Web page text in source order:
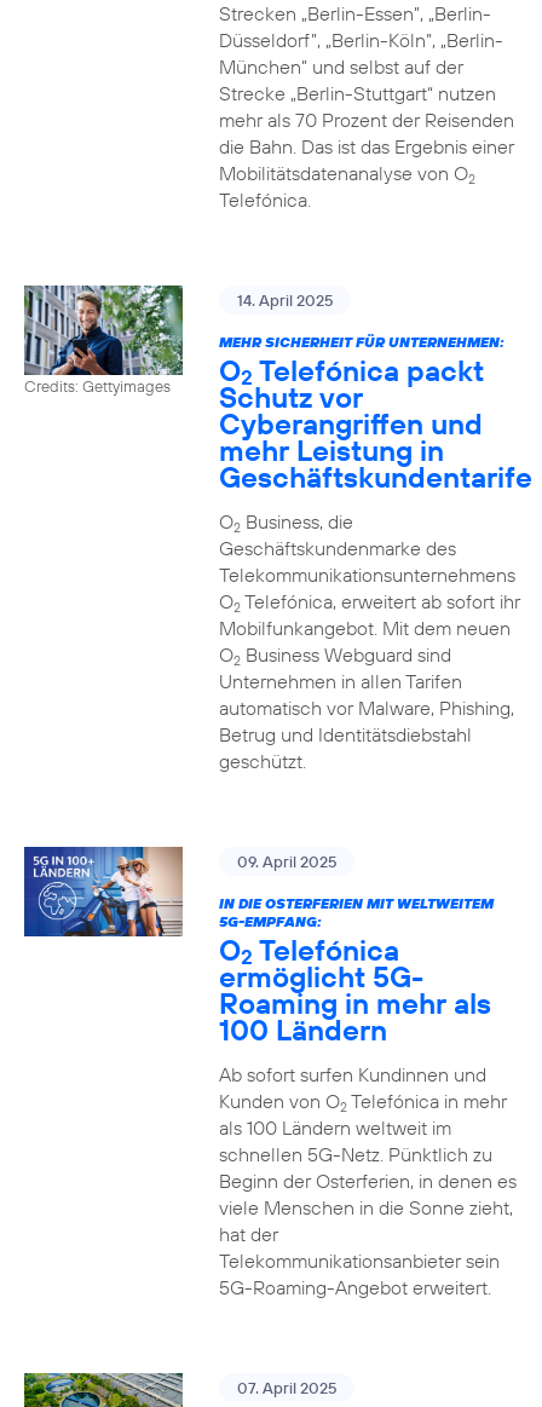
Strecken „Berlin-Essen”, „Berlin-
Düsseldorf”, „Berlin-Köln”, „Berlin-
München” und selbst auf der
Strecke „Berlin-Stuttgart“ nutzen
mehr als 70 Prozent der Reisenden
die Bahn. Das ist das Ergebnis einer
Mobilitätsdatenanalyse von O2
Telefónica.
Credits: Gettyimages
14. April 2025
MEHR SICHERHEIT FÜR UNTERNEHMEN:
O2 Telefónica packt
Schutz vor
Cyberangriffen und
mehr Leistung in
Geschäftskundentarife
O2Business, die
Geschäftskundenmarke des
Telekommunikationsunternehmens
O2Telefónica, erweitert ab sofort ihr
Mobilfunkangebot. Mit dem neuen
O2Business Webguard sind
Unternehmen in allen Tarifen
automatisch vor Malware, Phishing,
Betrug und Identitätsdiebstahl
geschützt.
09. April 2025
IN DIE OSTERFERIEN MIT WELTWEITEM
5G-EMPFANG:
O2 Telefónica
ermöglicht 5G-
Roaming in mehr als
100 Ländern
Ab sofort surfen Kundinnen und
Kunden von O2Telefónica in mehr
als 100 Ländern weltweit im
schnellen 5G-Netz. Pünktlich zu
Beginn der Osterferien, in denen es
viele Menschen in die Sonne zieht,
hat der
Telekommunikationsanbieter sein
5G-Roaming-Angebot erweitert.
07. April 2025